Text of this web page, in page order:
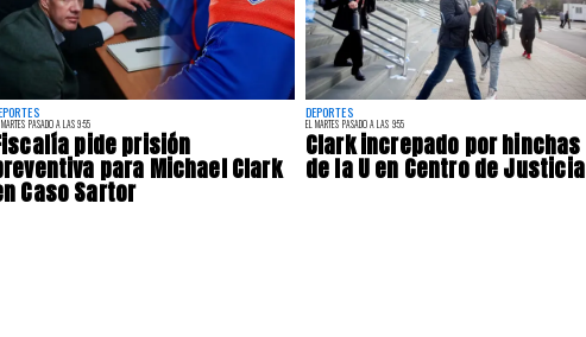
PASADO A LAS 9:55
pide prisión
para Michael Clark
Caso Sartor
DEPORTES
EL MARTES PASADO A LAS 9:55
Clark increpado por hinchas
de la U en Centro de Justicia